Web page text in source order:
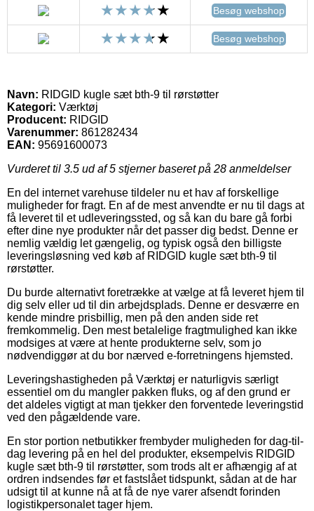
Besøg webshop
Besøg webshop
Navn: RIDGID kugle sæt bth-9 til rørstøtter
Kategori: Værktøj
Producent: RIDGID
Varenummer: 861282434
EAN: 95691600073
Vurderet til 3.5 ud af 5 stjerner baseret på 28 anmeldelser
En del internet varehuse tildeler nu et hav af forskellige
muligheder for fragt. En af de mest anvendte er nu til dags at
få leveret til et udleveringssted, og så kan du bare gå forbi
efter dine nye produkter når det passer dig bedst. Denne er
nemlig vældig let gængelig, og typisk også den billigste
leveringsløsning ved køb af RIDGID kugle sæt bth-9 til
rørstøtter.
Du burde alternativt foretrække at vælge at få leveret hjem til
dig selv eller ud til din arbejdsplads. Denne er desværre en
kende mindre prisbillig, men på den anden side ret
fremkommelig. Den mest betalelige fragtmulighed kan ikke
modsiges at være at hente produkterne selv, som jo
nødvendiggør at du bor nærved e-forretningens hjemsted.
Leveringshastigheden på Værktøj er naturligvis særligt
essentiel om du mangler pakken fluks, og af den grund er
det aldeles vigtigt at man tjekker den forventede leveringstid
ved den pågældende vare.
En stor portion netbutikker frembyder muligheden for dag-til-
dag levering på en hel del produkter, eksempelvis RIDGID
kugle sæt bth-9 til rørstøtter, som trods alt er afhængig af at
ordren indsendes før et fastslået tidspunkt, sådan at de har
udsigt til at kunne nå at få de nye varer afsendt forinden
logistikpersonalet tager hjem.